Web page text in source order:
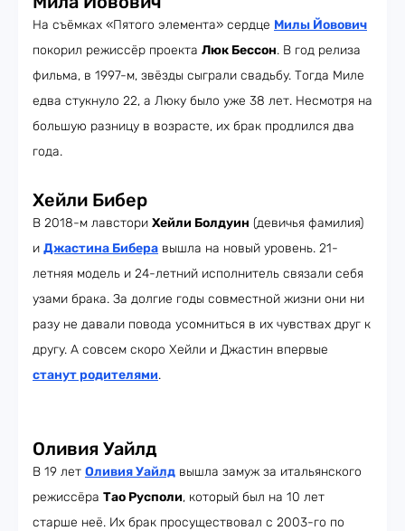
На съёмках «Пятого элемента» сердце Милы Йовович
покорил режиссёр проекта Люк Бессон. В год релиза
фильма, в 1997-м, звёзды сыграли свадьбу. Тогда Миле
едва стукнуло 22, а Люку было уже 38 лет. Несмотря на
большую разницу в возрасте, их брак продлился два
года.
Хейли Бибер
В 2018-м лавстори Хейли Болдуин (девичья фамилия)
и Джастина Бибера вышла на новый уровень. 21-
летняя модель и 24-летний исполнитель связали себя
узами брака. За долгие годы совместной жизни они ни
разу не давали повода усомниться в их чувствах друг к
другу. А совсем скоро Хейли и Джастин впервые
станут родителями.
Оливия Уайлд
В 19 лет Оливия Уайлд вышла замуж за итальянского
режиссёра Тао Русполи, который был на 10 лет
старше неё. Их брак просуществовал с 2003-го по